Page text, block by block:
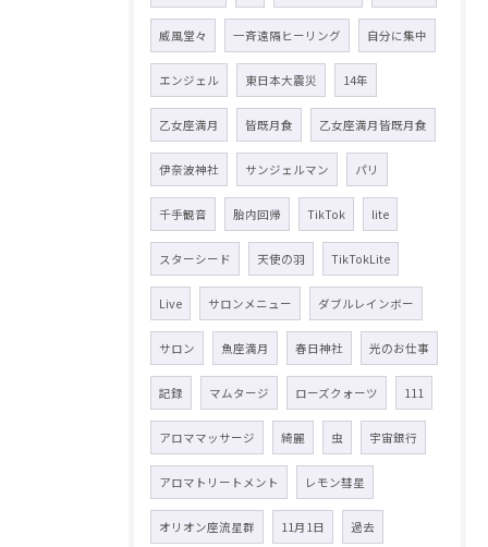
威風堂々 一斉遠隔ヒーリング 自分に集中
エンジェル 東日本大震災 14年
乙女座満月 皆既月食 乙女座満月皆既月食
伊奈波神社 サンジェルマン パリ
千手観音 胎内回帰 TikTok lite
スターシード 天使の羽 TikTokLite
Live サロンメニュー ダブルレインボー
サロン 魚座満月 春日神社 光のお仕事
記録 マムタージ ローズクォーツ 111
アロママッサージ 綺麗 虫 宇宙銀行
アロマトリートメント レモン彗星
オリオン座流星群 11月1日 過去